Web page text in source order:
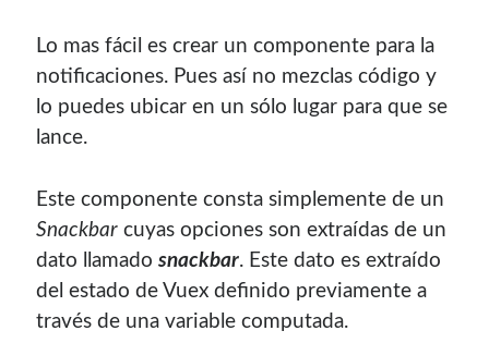
Lo mas fácil es crear un componente para la
notificaciones. Pues así no mezclas código y
lo puedes ubicar en un sólo lugar para que se
lance.
Este componente consta simplemente de un
Snackbar cuyas opciones son extraídas de un
dato llamadosnackbar. Este dato es extraído
del estado de Vuex definido previamente a
través de una variable computada.